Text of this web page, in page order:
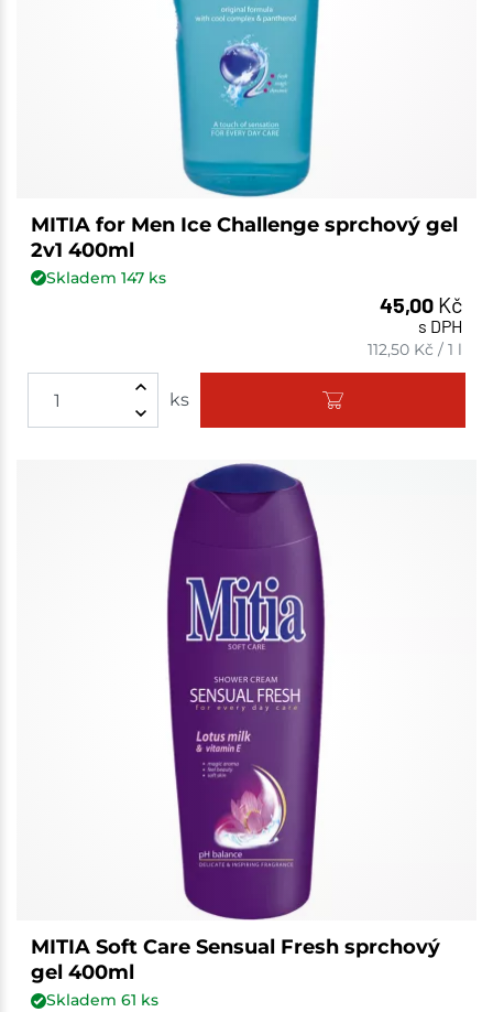
MITIA for Men Ice Challenge sprchový gel
2v1 400ml
Skladem 147ks
45,00 Kč
s DPH
112,50 Kč /1 l
ks
MITIA Soft Care Sensual Fresh sprchový
gel 400ml
Skladem 61 ks